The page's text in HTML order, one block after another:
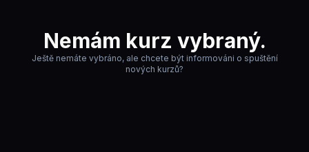
Nemám kurz vybraný.
Ještě nemáte vybráno, ale chcete být informováni o spuštění
nových kurzů?